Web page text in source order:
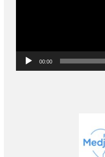
00:00